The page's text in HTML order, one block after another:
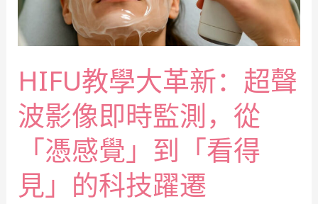
HIFU教學大革新：超聲
波影像即時監測，從
「憑感覺」到「看得
見」的科技躍遷